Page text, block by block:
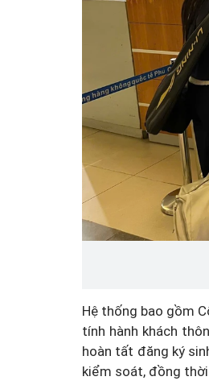
Hệ thống bao gồm
tính hành khách
hoàn tất đăng ký
kiểm soát, đồng thời